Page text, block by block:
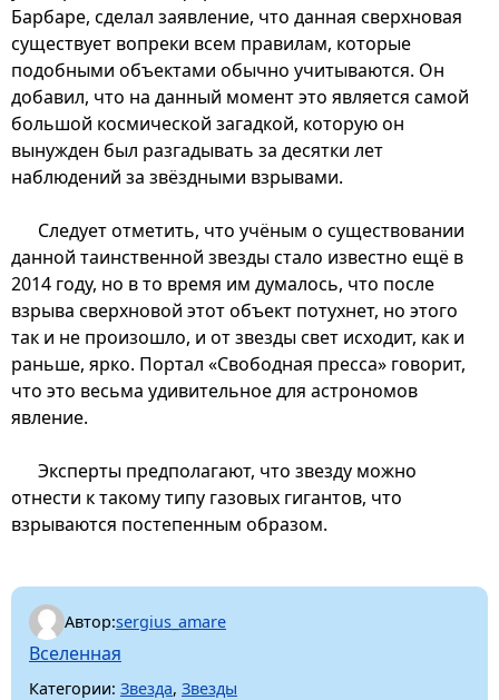
Барбаре, сделал заявление, что данная сверхновая
существует вопреки всем правилам, которые
подобными объектами обычно учитываются. Он
добавил, что на данный момент это является самой
большой космической загадкой, которую он
вынужден был разгадывать за десятки лет
наблюдений за звёздными взрывами.
Следует отметить, что учёным о существовании
данной таинственной звезды стало известно ещё в
2014 году, но в то время им думалось, что после
взрыва сверхновой этот объект потухнет, но этого
так и не произошло, и от звезды свет исходит, как и
раньше, ярко. Портал «Свободная пресса» говорит,
что это весьма удивительное для астрономов
явление.
Эксперты предполагают, что звезду можно
отнести к такому типу газовых гигантов, что
взрываются постепенным образом.
Автор:sergius_amare
Вселенная
Категории: Звезда, Звезды